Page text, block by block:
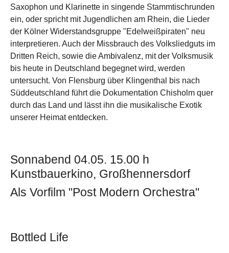
Saxophon und Klarinette in singende Stammtischrunden
ein, oder spricht mit Jugendlichen am Rhein, die Lieder
der Kölner Widerstandsgruppe "Edelweißpiraten" neu
interpretieren. Auch der Missbrauch des Volksliedguts im
Dritten Reich, sowie die Ambivalenz, mit der Volksmusik
bis heute in Deutschland begegnet wird, werden
untersucht. Von Flensburg über Klingenthal bis nach
Süddeutschland führt die Dokumentation Chisholm quer
durch das Land und lässt ihn die musikalische Exotik
unserer Heimat entdecken.
Sonnabend 04.05. 15.00 h
Kunstbauerkino, Großhennersdorf
Als Vorfilm "Post Modern Orchestra"
Bottled Life